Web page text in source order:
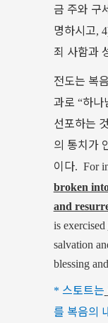
금 주와 구
명하시고,
죄 사함과
전도는 복
과로 “하나
선포하는
의 통치가
이다. For
broken
and
is exercised
salvation
blessing
* 스토트는
를 복음의